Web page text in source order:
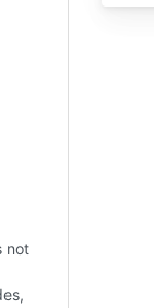
not